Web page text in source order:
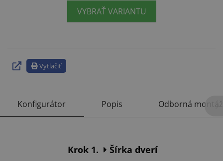
VYBRAŤ VARIANTU
Vytlačiť
Konfigurátor Popis Odborná montáž
Krok 1. Šírka dverí